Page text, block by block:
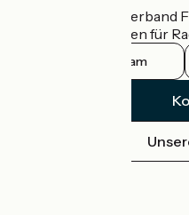
Der nationale Verband
offizielle Leitfaden für
Instagram